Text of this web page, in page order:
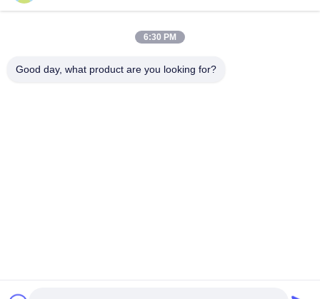
0.05-2.52mm Single Twist Core fil de filetage en branche en
masse en masse machine de torsion
groupage
6:30 PM
Good day, what product are you looking for?